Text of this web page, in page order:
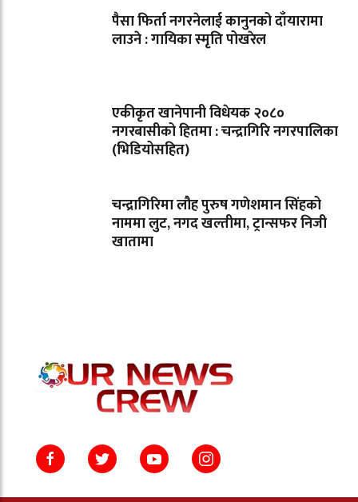
पैसा फिर्ता नगरनेलाई कानुनको दाँयारामा
लाउने : गायिका स्‍मृति पोखरेल
एकीकृत खानेपानी विधेयक २०८०
नगरबासीको हितमा : चन्द्रागिरि नगरपालिका
(भिडियोसहित)
चन्द्रागिरिमा लौह पुरुष गणेशमान सिंहको
नाममा लुट, नगद खल्तीमा, ट्रान्सफर निजी
खातामा